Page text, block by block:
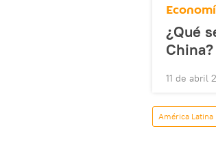
¿Qué
China?
11 de abril
América Latina